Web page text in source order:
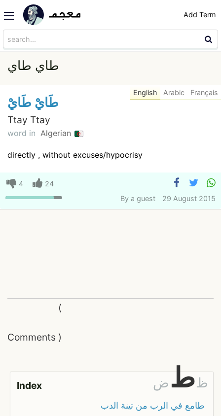
Add Term
طاي طاي
طَايْ طَايْ
Ttay Ttay
word in Algerian
directly , without excuses/hypocrisy
English Arabic Français
4
24
By a guest 29 August 2015
Comments
(
)
Index ض طظ
طامع في الرب من تينة الدب